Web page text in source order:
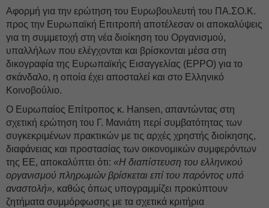
Αφορμή για την ερώτηση του Ευρωβουλευτή του ΠΑ.ΣΟ.Κ.
προς την Ευρωπαϊκή Επιτροπή αποτέλεσαν οι αποκαλύψεις
για τη συμμετοχή στη νέα διοίκηση του Οργανισμού,
υπαλλήλων που ελέγχονται και βρίσκονται μέσα στη
δικογραφία της Ευρωπαϊκής Εισαγγελίας (EPPO) για το
σκάνδαλο, η οποία έχει αποσταλεί και στο Ελληνικό
Κοινοβούλιο.
Ο Ευρωπαίος Επίτροπος κ. Hansen, απαντώντας στη
σχετική ερώτηση του Γ. Μανιάτη περί συμβατότητας των
συγκεκριμένων πρακτικών με τις αρχές χρηστής διοίκησης,
διαφάνειας και προστασίας των οικονομικών συμφερόντων
της ΕΕ, αποκαλύπτει ότι: «Η διαπίστευση του ελληνικού
οργανισμού πληρωμών βρίσκεται επί του παρόντος υπό
αναστολή», καθώς όπως υπογραμμίζει προκύπτουν
ζητήματα συμμόρφωσης με τα σχετικά κριτήρια